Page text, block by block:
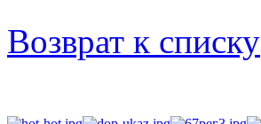
Возврат к списку